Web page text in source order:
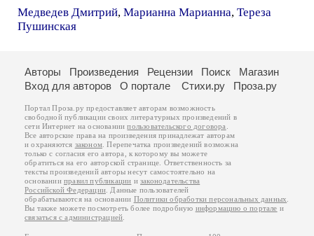
Медведев Дмитрий, Марианна Марианна, Тереза
Пушинская
Авторы Произведения Рецензии Поиск
Магазин
Вход для авторов
О портале Стихи.ру Проза.ру
Портал Проза.ру предоставляет авторам возможность
свободной публикации своих литературных произведений в
сети Интернет на основаниипользовательского договора
Все авторские права на произведения принадлежат авторам
и охраняются законом . Перепечатка произведений возможна
только с согласия его автора, к которому вы можете
обратиться на его авторской странице. Ответственность за
тексты произведений авторы несут самостоятельно на
основанииправил публикации изаконодательства
Российской Федерации . Данные пользователей
обрабатываются на основании Политики обработки персональных данных
Вы также можете посмотреть более подробную информацию о портале и
связаться с администрацией